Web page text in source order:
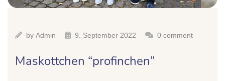
by Admin 9. September 2022 0 comment
Maskottchen “profinchen”